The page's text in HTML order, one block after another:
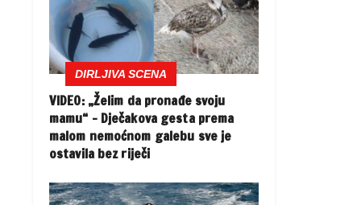
DIRLJIVA SCENA
VIDEO: „Želim da pronađe svoju
mamu“ – Dječakova gesta prema
malom nemoćnom galebu sve je
ostavila bez riječi